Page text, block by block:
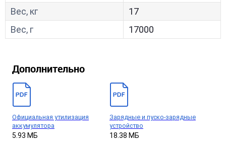
Вес, кг
17
Вес, г
17000
Дополнительно
Официальная утилизация
аккумулятора
5.93 МБ
Зарядные и пуско-зарядные
устройство
18.38 МБ